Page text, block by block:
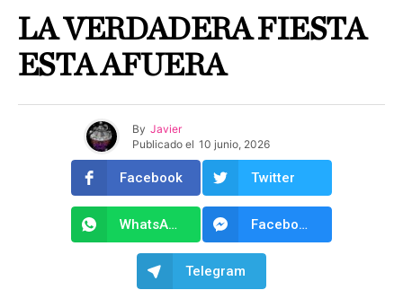
LA VERDADERA FIESTA
ESTA AFUERA
By Javier
Publicado el 10 junio, 2026
Facebook Twitter
WhatsApp Facebook Messenger
Telegram